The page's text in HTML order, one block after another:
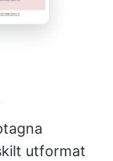
utformat